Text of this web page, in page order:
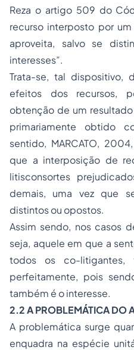
Reza o artigo 509 do
recurso interposto por
aproveita, salvo se
interesses”.
Trata-se, tal dispositivo,
efeitos dos recursos,
obtenção de um
primariamente obtido
sentido, MARCATO,
que a interposição de
litisconsortes
demais, uma vez que
distintos ou opostos.
Assim sendo, nos casos
seja, aquele em que a
todos os co-litigantes,
perfeitamente, pois
também é o interesse.
2.2 A PROBLEMÁTICA DO
A problemática surge
enquadra na espécie